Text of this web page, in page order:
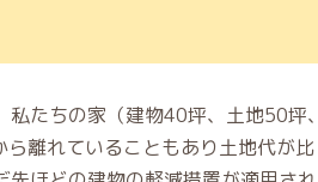
たちの家（建物40坪、土地50坪、
ら離れていることもあり土地代が比